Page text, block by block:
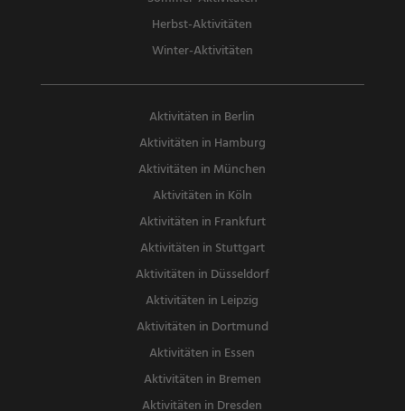
Herbst-Aktivitäten
Winter-Aktivitäten
Aktivitäten in Berlin
Aktivitäten in Hamburg
Aktivitäten in München
Aktivitäten in Köln
Aktivitäten in Frankfurt
Aktivitäten in Stuttgart
Aktivitäten in Düsseldorf
Aktivitäten in Leipzig
Aktivitäten in Dortmund
Aktivitäten in Essen
Aktivitäten in Bremen
Aktivitäten in Dresden